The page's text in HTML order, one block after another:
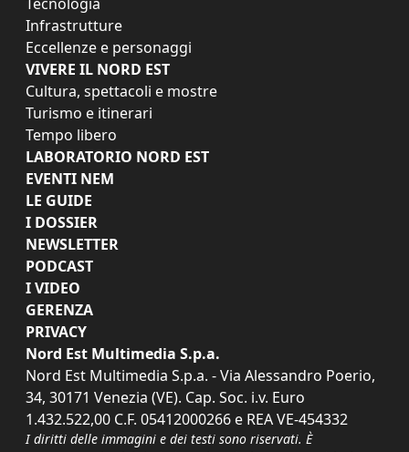
Infrastrutture
Eccellenze e personaggi
VIVERE IL NORD EST
Cultura, spettacoli e mostre
Turismo e itinerari
Tempo libero
LABORATORIO NORD EST
EVENTI NEM
LE GUIDE
I DOSSIER
NEWSLETTER
PODCAST
I VIDEO
GERENZA
PRIVACY
Nord Est Multimedia S.p.a.
Nord Est Multimedia S.p.a. - Via Alessandro Poerio,
34, 30171 Venezia (VE). Cap. Soc. i.v. Euro
1.432.522,00 C.F. 05412000266 e REA VE-454332
I diritti delle immagini e dei testi sono riservati. È